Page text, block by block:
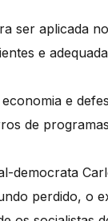
ser aplicada
e
e
de
democrata
perdido, o